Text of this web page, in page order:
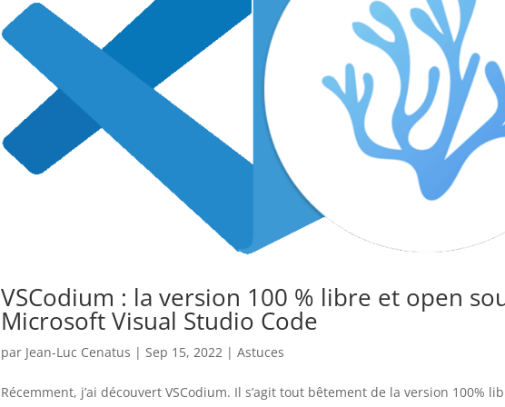
VSCodium : la version 100 % libre et open
Microsoft Visual Studio Code
par Jean-Luc Cenatus |Sep 15, 2022 |Astuces
Récemment, j’ai découvert VSCodium. Il s’agit tout bêtement de la version 100%